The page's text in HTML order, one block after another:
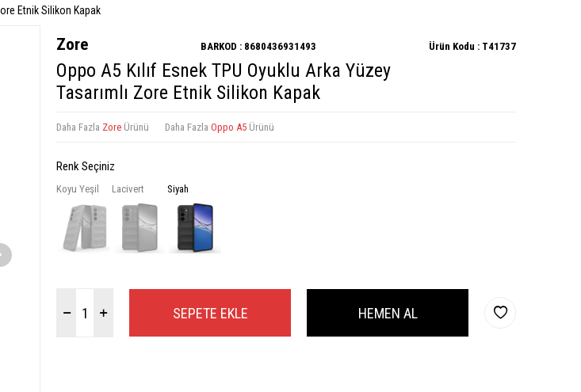
Etnik Silikon Kapak
Zore BARKOD : 8680436931493 Ürün Kodu : T41737
Oppo A5 Kılıf Esnek TPU Oyuklu Arka Yüzey
Tasarımlı Zore Etnik Silikon Kapak
Daha Fazla Zore Ürünü Daha Fazla Oppo A5 Ürünü
Renk Seçiniz
Koyu Yeşil Lacivert Siyah
SEPETE EKLE HEMEN AL